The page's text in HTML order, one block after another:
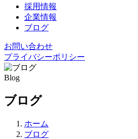
採用情報
企業情報
ブログ
お問い合わせ
プライバシーポリシー
Blog
ブログ
ホーム
ブログ